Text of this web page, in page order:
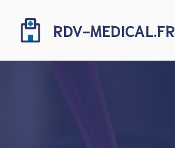
contenu
RDV-MEDICAL.FR